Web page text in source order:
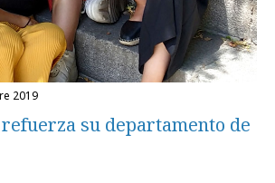
2019
su departamento de